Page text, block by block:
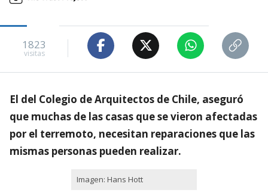
1823
visitas
El del Colegio de Arquitectos de Chile, aseguró
que muchas de las casas que se vieron afectadas
por el terremoto, necesitan reparaciones que las
mismas personas pueden realizar.
Imagen: Hans Hott